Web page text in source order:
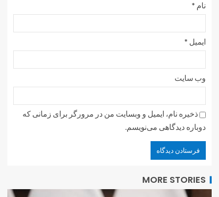
نام *
ایمیل *
وب‌ سایت
ذخیره نام، ایمیل و وبسایت من در مرورگر برای زمانی که
دوباره دیدگاهی می‌نویسم.
MORE STORIES